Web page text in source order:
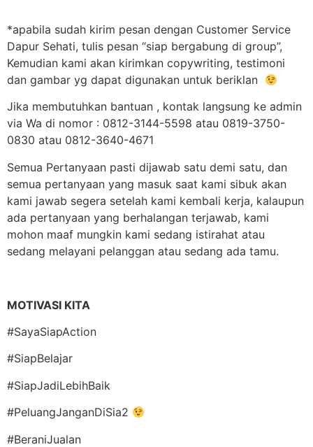
*apabila sudah kirim pesan dengan Customer Service
Dapur Sehati, tulis pesan “siap bergabung di group”,
Kemudian kami akan kirimkan copywriting, testimoni
dan gambar yg dapat digunakan untuk beriklan
Jika membutuhkan bantuan , kontak langsung ke admin
via Wa di nomor : 0812-3144-5598 atau 0819-3750-
0830 atau 0812-3640-4671
Semua Pertanyaan pasti dijawab satu demi satu, dan
semua pertanyaan yang masuk saat kami sibuk akan
kami jawab segera setelah kami kembali kerja, kalaupun
ada pertanyaan yang berhalangan terjawab, kami
mohon maaf mungkin kami sedang istirahat atau
sedang melayani pelanggan atau sedang ada tamu.
MOTIVASI KITA
#SayaSiapAction
#SiapBelajar
#SiapJadiLebihBaik
#PeluangJanganDiSia2
#BeraniJualan